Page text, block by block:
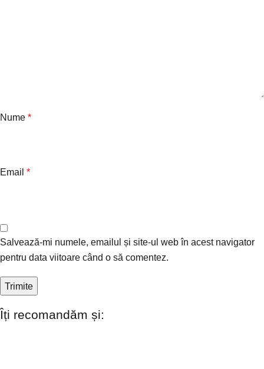
Nume *
Email *
Salvează-mi numele, emailul și site-ul web în acest navigator
pentru data viitoare când o să comentez.
Îți recomandăm și: